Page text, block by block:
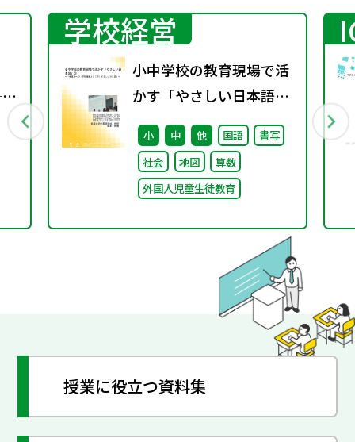
学校経営
小中学校の教育現場で活
かす「やさしい日本語」
③ ～「保護者への（学校
運営としての）やさしい
日本語」～
小 中 他 国語
書写
社会
地図
算数
外国人児童生徒教育
授業に役立つ資料集